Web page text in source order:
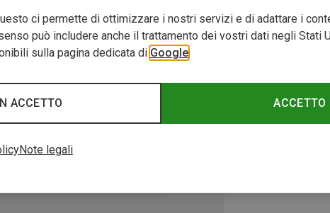
ci permette di ottimizzare i nostri servizi e di adattare i
può includere anche il trattamento dei vostri dati negli Stati
sulla pagina dedicata di Google
ACCETTO
ACCETTO
Note legali